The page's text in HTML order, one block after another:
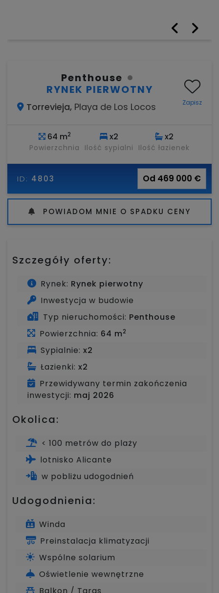
Szczegóły oferty:
Rynek: Rynek pierwotny
Inwestycja w budowie
Typ nieruchomości: Penthouse
Powierzchnia: 64 m2
Sypialnie: x2
Łazienki: x2
Przewidywany termin zakończenia
inwestycji: maj 2026
Okolica:
< 100 metrów do plaży
lotnisko Alicante
w pobliżu udogodnień
Udogodnienia:
Winda
Preinstalacja klimatyzacji
Wspólne solarium
Oświetlenie wewnętrzne
Penthouse
RYNEK PIERWOTNY
Torrevieja, Playa de Los Locos Zapisz
64 m2
Powierzchnia
x2
Ilość sypialni
x2
Ilość łazienek
ID: 4803 Od 469 000 €
POWIADOM MNIE O SPADKU CENY